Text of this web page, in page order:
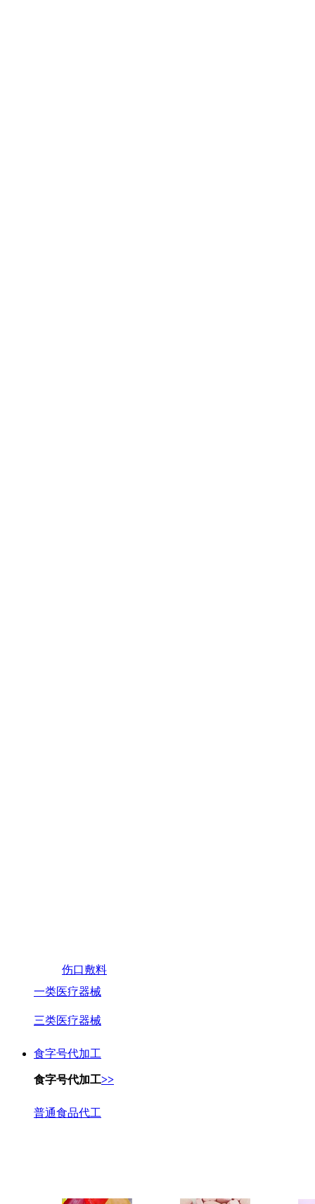
伤口敷料
一类医疗器械
三类医疗器械
食字号代加工
食字号代加工>>
普通食品代工